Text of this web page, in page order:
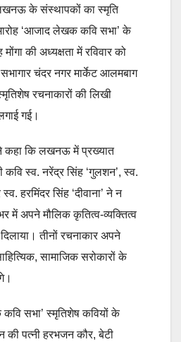
के संस्थापकों का स्मृति
‘आजाद लेखक कवि सभा’ के
की अध्यक्षता में रविवार को
चंदर नगर मार्केट आलमबाग
रचनाकारों की लिखी
गई।
ने कहा कि लखनऊ में प्रख्यात
कवि स्व. नरेंद्र सिंह ‘गुलशन’, स्व.
हरमिंदर सिंह ‘दीवाना’ ने न
में अपने मौलिक कृतित्व-व्यक्तित्व
तीनों रचनाकार अपने
सामाजिक सरोकारों के
सभा’ स्मृतिशेष कवियों के
की पत्नी हरभजन कौर, बेटी